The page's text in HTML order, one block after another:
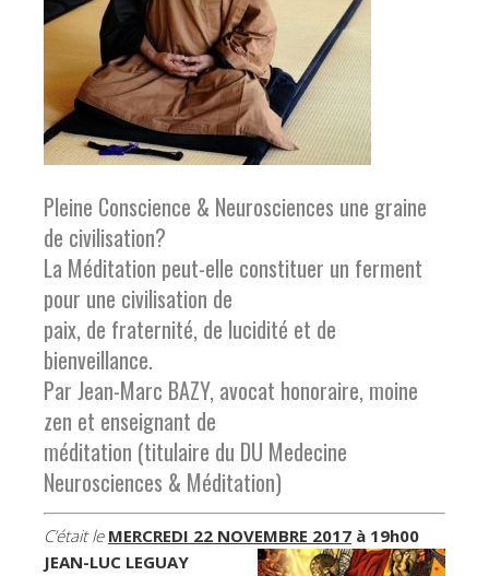
Pleine Conscience & Neurosciences une graine
de civilisation?
La Méditation peut-elle constituer un ferment
pour une civilisation de
paix, de fraternité, de lucidité et de
bienveillance.
Par Jean-Marc BAZY, avocat honoraire, moine
zen et enseignant de
méditation (titulaire du DU Medecine
Neurosciences & Méditation)
C’était le MERCREDI 22 NOVEMBRE 2017 à 19h00
JEAN-LUC LEGUAY